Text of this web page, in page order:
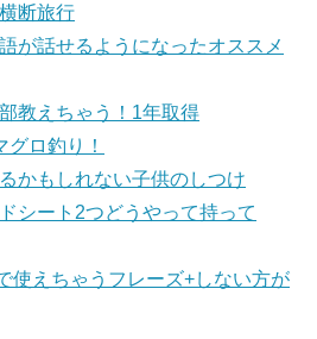
断旅行
が話せるようになったオススメ
教えちゃう！1年取得
ロ釣り！
かもしれない子供のしつけ
シート2つどうやって持って
使えちゃうフレーズ+しない方が